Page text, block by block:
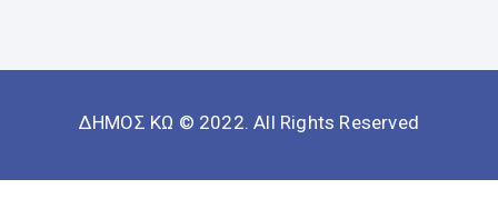
ΔΗΜΟΣ ΚΩ © 2022. All Rights Reserved